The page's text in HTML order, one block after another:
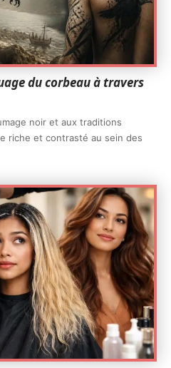
du corbeau à travers
noir et aux traditions
riche et contrasté au sein des